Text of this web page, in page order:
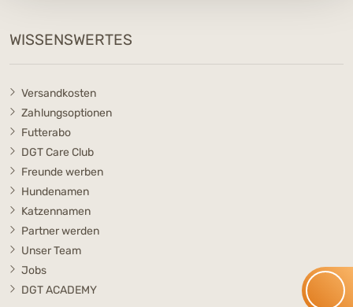
WISSENSWERTES
Versandkosten
Zahlungsoptionen
Futterabo
DGT Care Club
Freunde werben
Hundenamen
Katzennamen
Partner werden
Unser Team
Jobs
DGT ACADEMY